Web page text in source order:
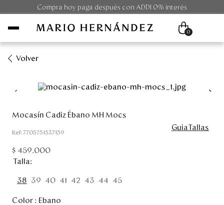
Compra hoy paga después con ADDI 0% interés
Unisex
Viaje
Colecciones
0
Volver
Mocasín Cadiz Ébano MH Mocs
:7705751537159
$ 459.000
GuiaTallas
Talla
38 39 40 41 42 43 44 45
Color : Ebano